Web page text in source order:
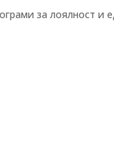
за лоялност и